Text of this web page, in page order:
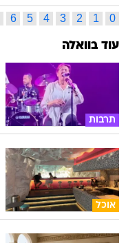
0
1
2
3
4
5
6
עוד בוואלה
תרבות
אוכל